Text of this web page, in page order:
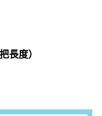
長度）